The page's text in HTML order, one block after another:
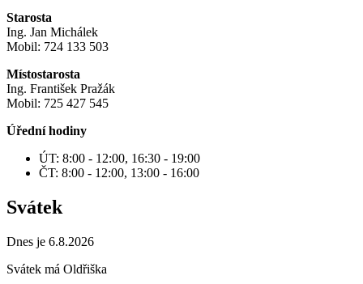
Starosta
Ing. Jan Michálek
Mobil: 724 133 503
Místostarosta
Ing. František Pražák
Mobil: 725 427 545
Úřední hodiny
ÚT: 8:00 - 12:00, 16:30 - 19:00
ČT: 8:00 - 12:00, 13:00 - 16:00
Svátek
Dnes je 6.8.2026
Svátek má Oldřiška